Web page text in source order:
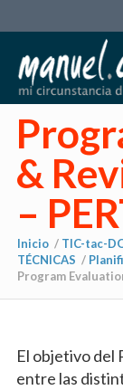
&
–
Inicio / TIC-tac-
TÉCNICAS /
Program
El objetivo del
entre las